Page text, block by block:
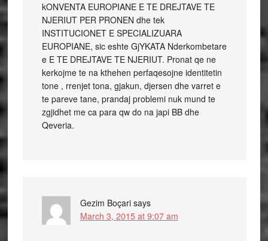
kONVENTA EUROPIANE E TE DREJTAVE TE
NJERIUT PER PRONEN dhe tek
INSTITUCIONET E SPECIALIZUARA
EUROPIANE, sic eshte GjYKATA Nderkombetare
e E TE DREJTAVE TE NJERIUT. Pronat qe ne
kerkojme te na kthehen perfaqesojne identitetin
tone , rrenjet tona, gjakun, djersen dhe varret e
te pareve tane, prandaj problemi nuk mund te
zgjidhet me ca para qw do na japi BB dhe
Qeveria.
Gezim Boçari says
March 3, 2015 at 9:07 am